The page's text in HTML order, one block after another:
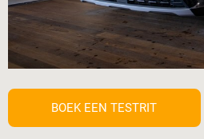
BOEK EEN TESTRIT